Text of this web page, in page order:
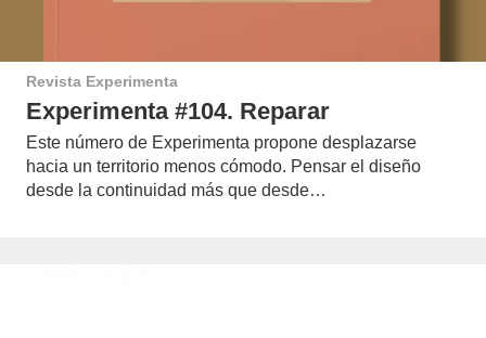
Revista Experimenta
Experimenta #104. Reparar
Este número de Experimenta propone desplazarse
hacia un territorio menos cómodo. Pensar el diseño
desde la continuidad más que desde…